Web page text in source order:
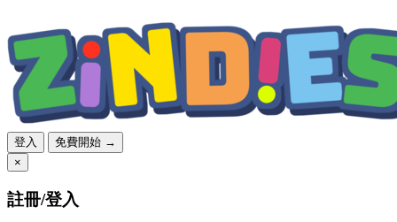
登入
免費開始 →
×
註冊/登入